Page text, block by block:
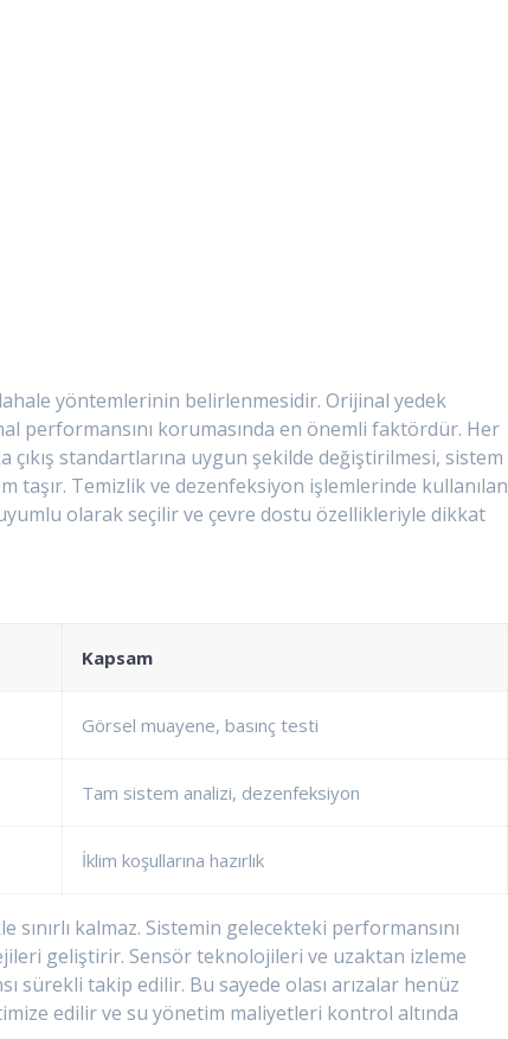
yöntemlerinin belirlenmesidir. Orijinal yedek
performansını korumasında en önemli faktördür. Her
çıkış standartlarına uygun şekilde değiştirilmesi, sistem
taşır. Temizlik ve dezenfeksiyon işlemlerinde kullanılan
olarak seçilir ve çevre dostu özellikleriyle dikkat
Kapsam
Görsel muayene, basınç testi
Tam sistem analizi, dezenfeksiyon
İklim koşullarına hazırlık
sınırlı kalmaz. Sistemin gelecekteki performansını
geliştirir. Sensör teknolojileri ve uzaktan izleme
sürekli takip edilir. Bu sayede olası arızalar henüz
edilir ve su yönetim maliyetleri kontrol altında